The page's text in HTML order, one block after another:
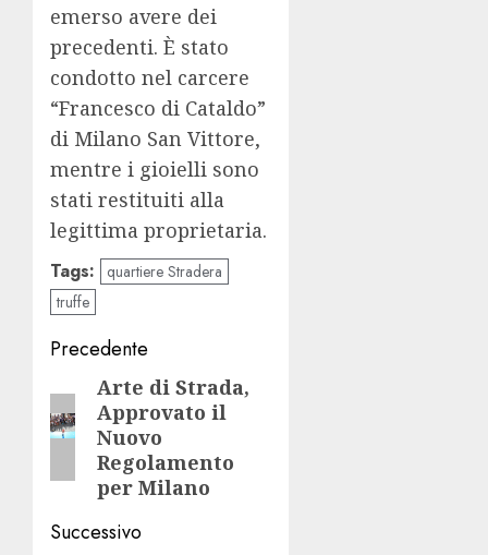
emerso avere dei
precedenti. È stato
condotto nel carcere
“Francesco di Cataldo”
di Milano San Vittore,
mentre i gioielli sono
stati restituiti alla
legittima proprietaria.
Tags:
quartiere Stradera
truffe
Navigazione
articolo
Precedente
Articolo
precedente:
Arte di Strada,
Approvato il
Nuovo
Regolamento
per Milano
Successivo